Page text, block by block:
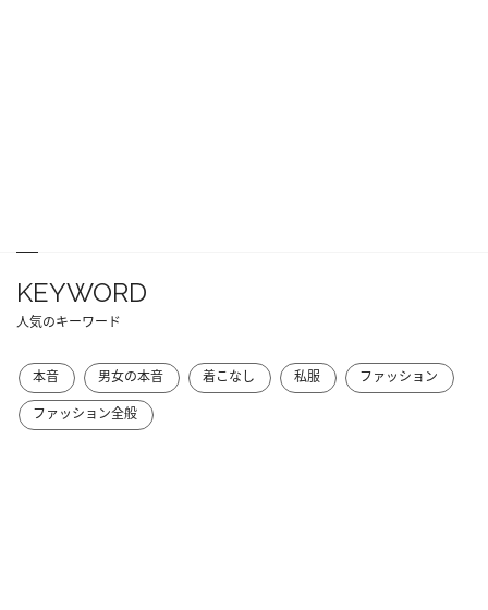
KEYWORD
人気のキーワード
本音 男女の本音 着こなし 私服
ファッション
ファッション全般